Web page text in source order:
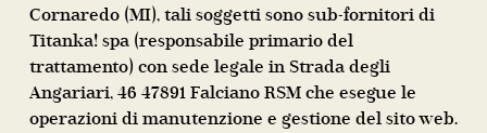
Cornaredo (MI), tali soggetti sono sub-fornitori di
Titanka! spa (responsabile primario del
trattamento) con sede legale in Strada degli
Angariari, 46 47891 Falciano RSM che esegue le
operazioni di manutenzione e gestione del sito web.